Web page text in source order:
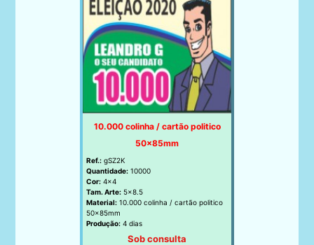
10.000 colinha / cartão politico
50x85mm
Ref.: gSZ2K
Quantidade: 10000
Cor: 4x4
Tam. Arte: 5x8.5
Material: 10.000 colinha / cartão politico
50x85mm
Produção: 4 dias
Sob consulta